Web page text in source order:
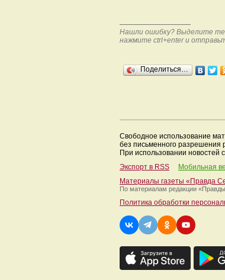
Нашли ошибку? Выделите
нажмите ctrl+enter и
Поделиться…
Свободное использование
без письменного разрешения
При использовании новостей
Экспорт в RSS
Мобильная
Материалы газеты «Правда
По материалам редакции
Политика обработки